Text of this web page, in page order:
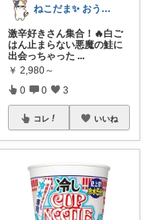
ねこだま✨ おうち時間充実ROOM🐾
激辛好きさん集合！🔥白ご
はん止まらない悪魔の鮭に
出会っちゃった ...
￥ 2,980～
0 0 3
コレ いいね